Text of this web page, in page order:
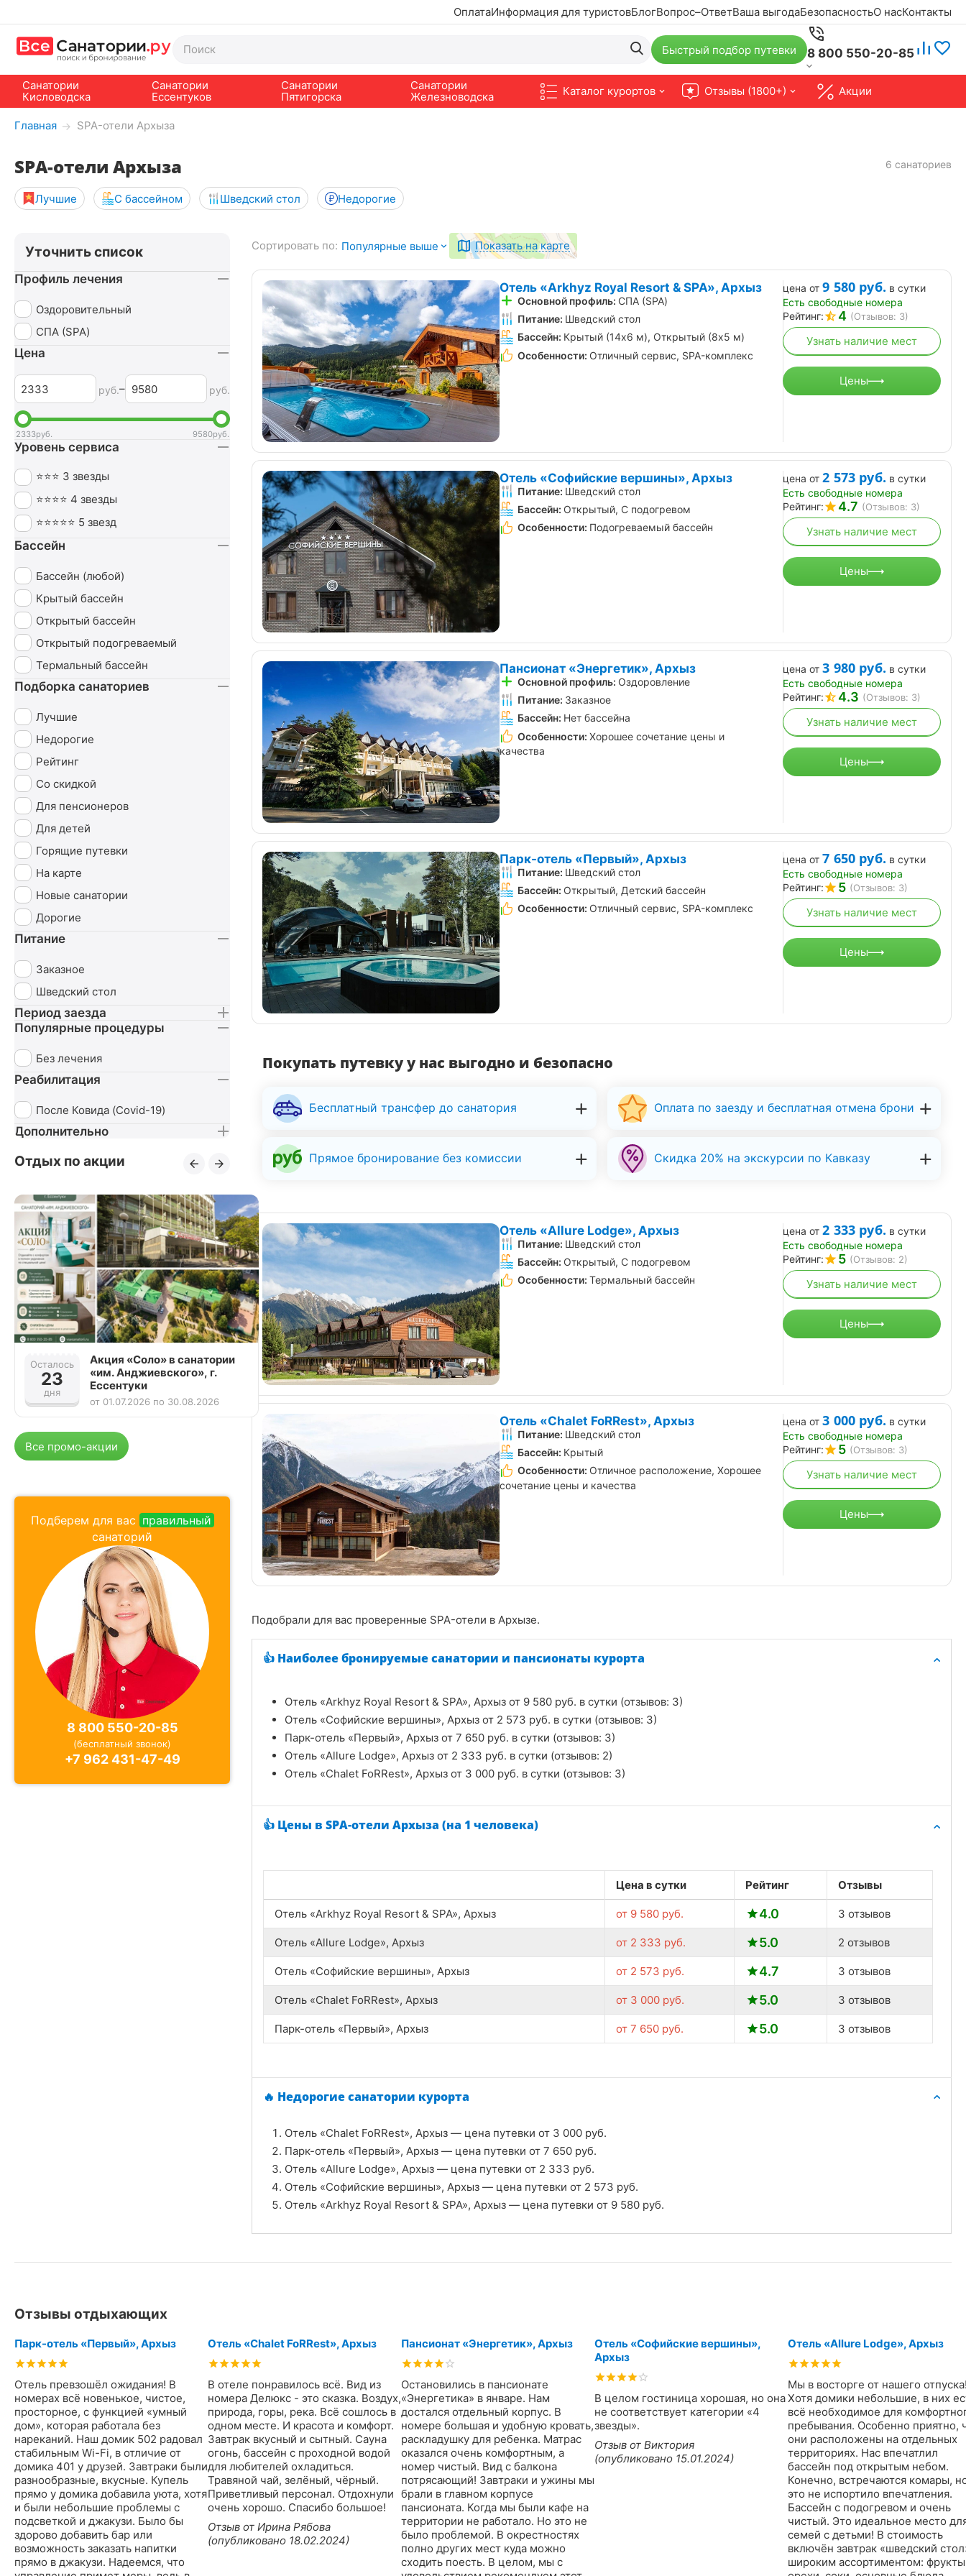
ОплатаИнформация для туристовБлогВопрос–ОтветВаша выгодаБезопасностьО насКонтакты
Быстрый подбор путевки 8 800 550-20-85
Санатории
Кисловодска
Санатории
Ессентуков
Санатории
Пятигорска
Санатории
Железноводска
Каталог курортов Отзывы (1800+) Акции
Главная → SPA-отели Архыза
SPA-отели Архыза 6 санаториев
Лучшие С бассейном Шведский стол Недорогие
Подобрали для вас проверенные SPA-отели в Архызе.
👍 Наиболее бронируемые санатории и пансионаты курорта
Отель «Arkhyz Royal Resort & SPA», Архыз от 9 580 руб. в сутки (отзывов: 3)
Отель «Софийские вершины», Архыз от 2 573 руб. в сутки (отзывов: 3)
Парк-отель «Первый», Архыз от 7 650 руб. в сутки (отзывов: 3)
Отель «Allure Lodge», Архыз от 2 333 руб. в сутки (отзывов: 2)
Отель «Chalet FoRRest», Архыз от 3 000 руб. в сутки (отзывов: 3)
👍 Цены в SPA-отели Архыза (на 1 человека)
Цена в сутки Рейтинг Отзывы
Отель «Arkhyz Royal Resort & SPA», Архыз от 9 580 руб. 4.0 3 отзывов
Отель «Allure Lodge», Архыз от 2 333 руб. 5.0 2 отзывов
Отель «Софийские вершины», Архыз от 2 573 руб. 4.7 3 отзывов
Отель «Chalet FoRRest», Архыз от 3 000 руб. 5.0 3 отзывов
Парк-отель «Первый», Архыз от 7 650 руб. 5.0 3 отзывов
🔥 Недорогие санатории курорта
Отель «Chalet FoRRest», Архыз — цена путевки от 3 000 руб.
Парк-отель «Первый», Архыз — цена путевки от 7 650 руб.
Отель «Allure Lodge», Архыз — цена путевки от 2 333 руб.
Отель «Софийские вершины», Архыз — цена путевки от 2 573 руб.
Отель «Arkhyz Royal Resort & SPA», Архыз — цена путевки от 9 580 руб.
Сортировать по: Популярные выше Показать на карте
Отель «Arkhyz Royal Resort & SPA», Архыз
Основной профиль: СПА (SPA)
Питание: Шведский стол
Бассейн: Крытый (14х6 м), Открытый (8х5 м)
Особенности: Отличный сервис, SPA-комплекс
цена от 9 580 руб. в сутки
Есть свободные номера
Рейтинг:
4 (Отзывов: 3)
Узнать наличие мест
Цены
Отель «Софийские вершины», Архыз
Питание: Шведский стол
Бассейн: Открытый, С подогревом
Особенности: Подогреваемый бассейн
цена от 2 573 руб. в сутки
Есть свободные номера
Рейтинг:
4.7 (Отзывов: 3)
Узнать наличие мест
Цены
Пансионат «Энергетик», Архыз
Основной профиль: Оздоровление
Питание: Заказное
Бассейн: Нет бассейна
Особенности: Хорошее сочетание цены и
качества
цена от 3 980 руб. в сутки
Есть свободные номера
Рейтинг:
4.3 (Отзывов: 3)
Узнать наличие мест
Цены
Парк-отель «Первый», Архыз
Питание: Шведский стол
Бассейн: Открытый, Детский бассейн
Особенности: Отличный сервис, SPA-комплекс
цена от 7 650 руб. в сутки
Есть свободные номера
Рейтинг:
5 (Отзывов: 3)
Узнать наличие мест
Цены
Покупать путевку у нас выгодно и безопасно
Бесплатный трансфер до санатория
Прямое бронирование без комиссии
Оплата по заезду и бесплатная отмена брони
Скидка 20% на экскурсии по Кавказу
Отель «Allure Lodge», Архыз
Питание: Шведский стол
Бассейн: Открытый, С подогревом
Особенности: Термальный бассейн
цена от 2 333 руб. в сутки
Есть свободные номера
Рейтинг:
5 (Отзывов: 2)
Узнать наличие мест
Цены
Отель «Chalet FoRRest», Архыз
Питание: Шведский стол
Бассейн: Крытый
Особенности: Отличное расположение, Хорошее
сочетание цены и качества
цена от 3 000 руб. в сутки
Есть свободные номера
Рейтинг:
5 (Отзывов: 3)
Узнать наличие мест
Цены
Уточнить список
Профиль лечения
Оздоровительный
СПА (SPA)
Цена
руб.– руб.
2333руб. 9580руб.
Уровень сервиса
⭐⭐⭐ 3 звезды
⭐⭐⭐⭐ 4 звезды
⭐⭐⭐⭐⭐ 5 звезд
Бассейн
Бассейн (любой)
Крытый бассейн
Открытый бассейн
Открытый подогреваемый
Термальный бассейн
Подборка санаториев
Лучшие
Недорогие
Рейтинг
Со скидкой
Для пенсионеров
Для детей
Горящие путевки
На карте
Новые санатории
Дорогие
Питание
Заказное
Шведский стол
Период заезда
Популярные процедуры
Без лечения
Реабилитация
После Ковида (Covid-19)
Дополнительно
Отдых по акции
Осталось
23
дня
Акция «Соло» в санатории
«им. Анджиевского», г.
Ессентуки
от 01.07.2026 по 30.08.2026
Осталось
24
Акция «Наполни лето
здоровьем» от санатория
«Источник», Ессентуки
от 18.11.2025 по 31.08.2026 от 20.02.2026 по 31.08.2026
Кисловодск
от 08.03.2026 по 31.08.2026
Все промо-акции
Подберем для вас правильный
санаторий
8 800 550-20-85
(бесплатный звонок)
+7 962 431-47-49
Отзывы отдыхающих
Парк-отель «Первый», Архыз
Отель превзошёл ожидания! В
номерах всё новенькое, чистое,
просторное, с функцией «умный
дом», которая работала без
нареканий. Наш домик 502 радовал
стабильным Wi-Fi, в отличие от
домика 401 у друзей. Завтраки были
разнообразные, вкусные. Купель
прямо у домика добавила уюта, хотя
и были небольшие проблемы с
подсветкой и джакузи. Было бы
здорово добавить бар или
возможность заказать напитки
прямо в джакузи. Надеемся, что
Отель «Chalet FoRRest», Архыз
В отеле понравилось всё. Вид из
номера Делюкс - это сказка. Воздух,
природа, горы, река. Всё сошлось в
одном месте. И красота и комфорт.
Завтрак вкусный и сытный. Сауна
огонь, бассейн с проходной водой
для любителей охладиться.
Травяной чай, зелёный, чёрный.
Приветливый персонал. Отдохнули
очень хорошо. Спасибо большое!
Отзыв от Ирина Рябова
(опубликовано 18.02.2024)
Пансионат «Энергетик», Архыз
Остановились в пансионате
«Энергетика» в январе. Нам
достался отдельный корпус. В
номере большая и удобную кровать,
раскладушку для ребенка. Матрас
оказался очень комфортным, а
номер чистый. Вид с балкона
потрясающий! Завтраки и ужины мы
брали в главном корпусе
пансионата. Когда мы были кафе на
территории не работало. Но это не
было проблемой. В окрестностях
полно других мест куда можно
сходить поесть. В целом, мы с
Отель «Софийские вершины»,
Архыз
В целом гостиница хорошая, но она
не соответствует категории «4
звезды».
Отзыв от Виктория
(опубликовано 15.01.2024)
Отель «Allure Lodge», Архыз
Мы в восторге от нашего
Хотя домики небольшие, в них
всё необходимое для
пребывания. Особенно приятно,
они расположены на отдельных
территориях. Нас впечатлил
бассейн под открытым небом.
Конечно, встречаются комары,
это не испортило впечатления.
Бассейн с подогревом и очень
чистый. Это идеальное место
семей с детьми! В стоимость
включён завтрак «шведский
широким ассортиментом: